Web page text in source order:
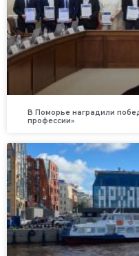
В Поморье наградили
профессии»